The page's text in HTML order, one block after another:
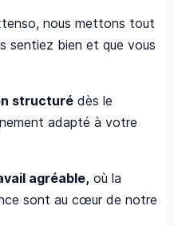
nous mettons tout
sentiez bien et que vous
structuré dès le
adapté à votre
agréable, où la
sont au cœur de notre